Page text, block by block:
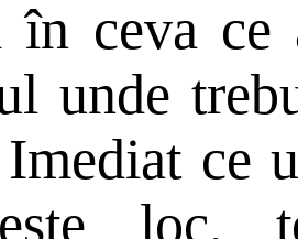
în ceva
unde
ce
loc,